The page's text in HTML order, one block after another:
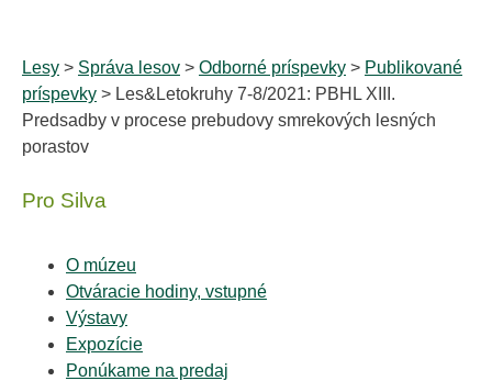
Lesy > Správa lesov > Odborné príspevky > Publikované
príspevky > Les&Letokruhy 7-8/2021: PBHL XIII.
Predsadby v procese prebudovy smrekových lesných
porastov
Pro Silva
O múzeu
Otváracie hodiny, vstupné
Výstavy
Expozície
Ponúkame na predaj